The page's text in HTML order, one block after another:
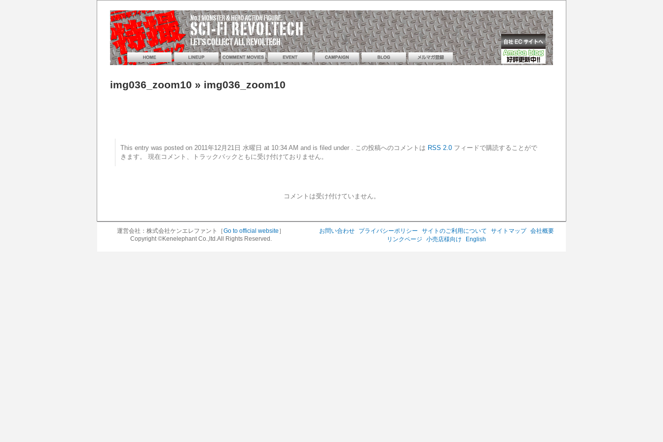
img036_zoom10 » img036_zoom10
This entry was posted on 2011年12月21日 水曜日 at 10:34 AM and is filed under . この投稿へのコメントは RSS 2.0 フィードで購読することがで
きます。 現在コメント、トラックバックともに受け付けておりません。
コメントは受け付けていません。
運営会社：株式会社ケンエレファント［Go to official website ］
Copyright ©Kenelephant Co.,ltd.All Rights Reserved.
お問い合わせ プライバシーポリシー サイトのご利用について サイトマップ
会社概要
リンクページ
小売店様向け English